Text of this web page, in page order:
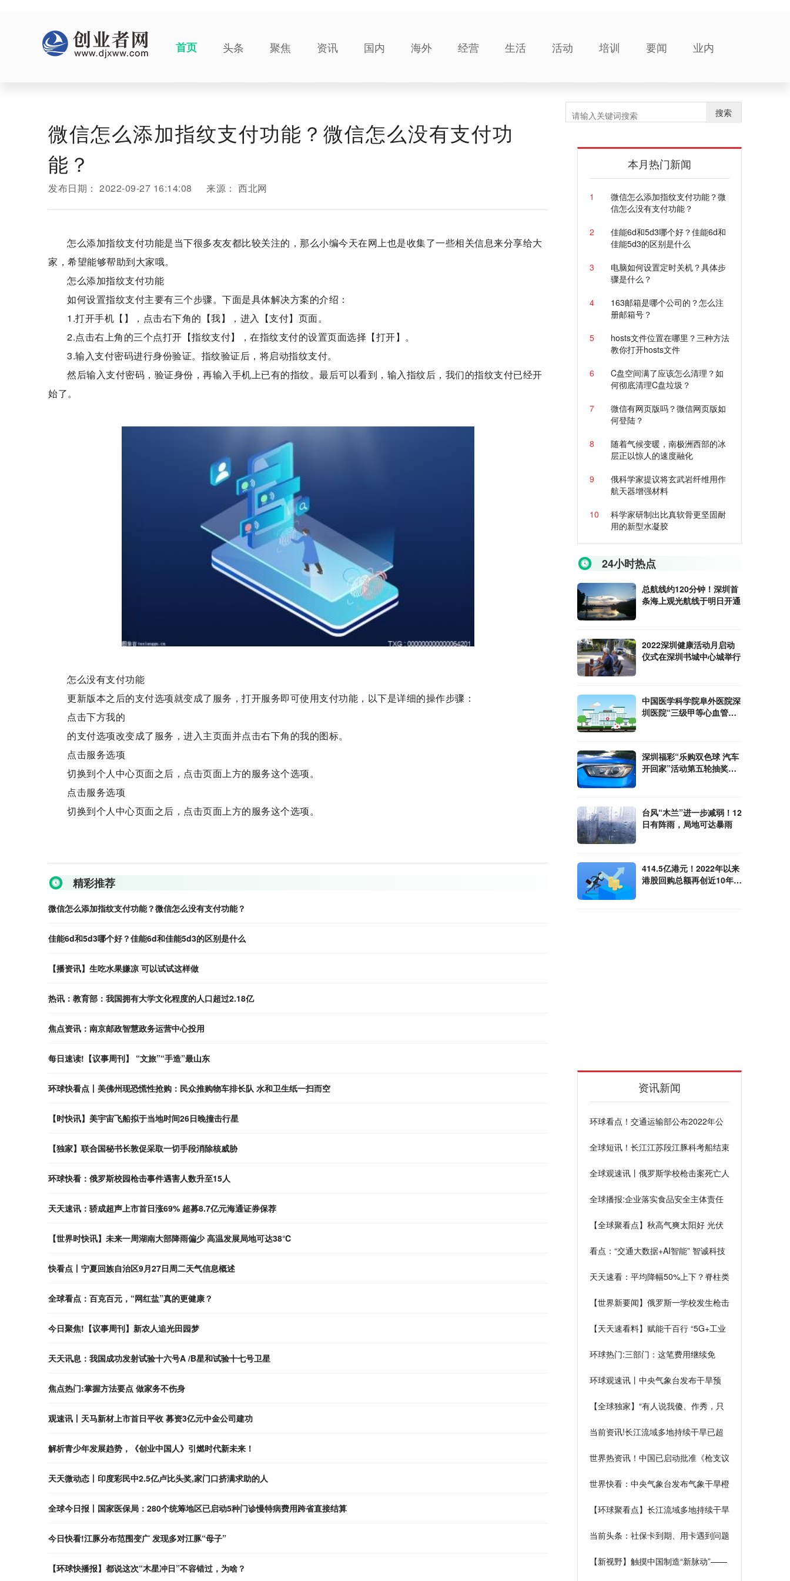
首页 头条 聚焦 资讯 国内 海外 经营 生活 活动 培训 要闻 业内
微信怎么添加指纹支付功能？微信怎么没有支付功
能？
发布日期： 2022-09-27 16:14:08 来源： 西北网
怎么添加指纹支付功能是当下很多友友都比较关注的，那么小编今天在网上也是收集了一些相关信息来分享给大
家，希望能够帮助到大家哦。
怎么添加指纹支付功能
如何设置指纹支付主要有三个步骤。下面是具体解决方案的介绍：
1.打开手机【 】，点击右下角的【我】，进入【支付】页面。
2.点击右上角的三个点打开【指纹支付】，在指纹支付的设置页面选择【打开】。
3.输入支付密码进行身份验证。指纹验证后，将启动指纹支付。
然后输入支付密码，验证身份，再输入手机上已有的指纹。最后可以看到，输入指纹后，我们的指纹支付已经开
始了。
怎么没有支付功能
更新版本之后的支付选项就变成了服务，打开服务即可使用支付功能，以下是详细的操作步骤：
点击下方我的
的支付选项改变成了服务，进入主页面并点击右下角的我的图标。
点击服务选项
切换到个人中心页面之后，点击页面上方的服务这个选项。
点击服务选项
切换到个人中心页面之后，点击页面上方的服务这个选项。
精彩推荐
微信怎么添加指纹支付功能？微信怎么没有支付功能？
佳能6d和5d3哪个好？佳能6d和佳能5d3的区别是什么
【播资讯】生吃水果嫌凉 可以试试这样做
热讯：教育部：我国拥有大学文化程度的人口超过2.18亿
焦点资讯：南京邮政智慧政务运营中心投用
每日速读!【议事周刊】 “文旅”“手造”最山东
环球快看点丨美佛州现恐慌性抢购：民众推购物车排长队 水和卫生纸一扫而空
【时快讯】美宇宙飞船拟于当地时间26日晚撞击行星
【独家】联合国秘书长敦促采取一切手段消除核威胁
环球快看：俄罗斯校园枪击事件遇害人数升至15人
天天速讯：骄成超声上市首日涨69% 超募8.7亿元海通证券保荐
【世界时快讯】未来一周湖南大部降雨偏少 高温发展局地可达38℃
快看点丨宁夏回族自治区9月27日周二天气信息概述
全球看点：百克百元，“网红盐”真的更健康？
今日聚焦!【议事周刊】新农人追光田园梦
天天讯息：我国成功发射试验十六号A /B星和试验十七号卫星
焦点热门:掌握方法要点 做家务不伤身
观速讯丨天马新材上市首日平收 募资3亿元中金公司建功
解析青少年发展趋势，《创业中国人》引燃时代新未来！
天天微动态丨印度彩民中2.5亿卢比头奖,家门口挤满求助的人
全球今日报丨国家医保局：280个统筹地区已启动5种门诊慢特病费用跨省直接结算
今日快看!江豚分布范围变广 发现多对江豚“母子”
【环球快播报】都说这次“木星冲日”不容错过，为啥？
搜索
本月热门新闻
1
微信怎么添加指纹支付功能？微
信怎么没有支付功能？
2
佳能6d和5d3哪个好？佳能6d和
佳能5d3的区别是什么
3
电脑如何设置定时关机？具体步
骤是什么？
4
163邮箱是哪个公司的？怎么注
册邮箱号？
5
hosts文件位置在哪里？三种方法
教你打开hosts文件
6
C盘空间满了应该怎么清理？如
何彻底清理C盘垃圾？
7
微信有网页版吗？微信网页版如
何登陆？
8
随着气候变暖，南极洲西部的冰
层正以惊人的速度融化
9
俄科学家提议将玄武岩纤维用作
航天器增强材料
10
科学家研制出比真软骨更坚固耐
用的新型水凝胶
24小时热点
总航线约120分钟！深圳首
条海上观光航线于明日开通
2022深圳健康活动月启动
仪式在深圳书城中心城举行
中国医学科学院阜外医院深
圳医院“三级甲等心血管专
深圳福彩“乐购双色球 汽车
开回家”活动第五轮抽奖在
台风“木兰”进一步减弱！12
日有阵雨，局地可达暴雨
414.5亿港元！2022年以来
港股回购总额再创近10年新
资讯新闻
环球看点！交通运输部公布2022年公
全球短讯！长江江苏段江豚科考船结束
全球观速讯丨俄罗斯学校枪击案死亡人
全球播报:企业落实食品安全主体责任
【全球聚看点】秋高气爽太阳好 光伏
看点：“交通大数据+AI智能” 智诚科技
天天速看：平均降幅50%上下？脊柱类
响【世界新要闻】俄罗斯一学校发生枪击
【天天速看料】赋能千百行 “5G+工业
环球热门:三部门：这笔费用继续免
环球观速讯丨中央气象台发布干旱预
旱【全球独家】“有人说我傻、作秀，只
化身“编外交警”护学16年
当前资讯!长江流域多地持续干旱已超
世界热资讯！中国已启动批准《枪支议
世界快看：中央气象台发布气象干旱橙
【环球聚看点】长江流域多地持续干旱
当前头条：社保卡到期、用卡遇到问题
【新视野】触摸中国制造“新脉动”——